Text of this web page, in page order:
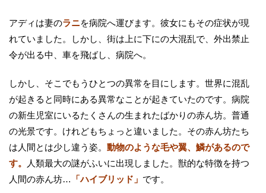
アディは妻のラニを病院へ運びます。彼女にもその症状が現
れていました。しかし、街は上に下にの大混乱で、外出禁止
令が出る中、車を飛ばし、病院へ。
しかし、そこでもうひとつの異常を目にします。世界に混乱
が起きると同時にある異常なことが起きていたのです。病院
の新生児室にいるたくさんの生まれたばかりの赤ん坊。普通
の光景です。けれどもちょっと違いました。その赤ん坊たち
は人間とは少し違う姿。 動物のような毛や翼、鱗があるので
す。
人類最大の謎がふいに出現しました。獣的な特徴を持つ
人間の赤ん坊…
「ハイブリッド」 です。